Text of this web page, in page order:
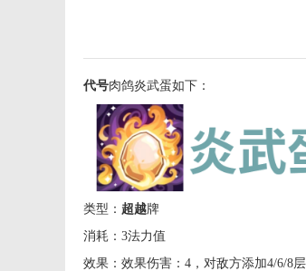
代号肉鸽炎武蛋如下：
类型： 超越牌
消耗：3法力值
效果：效果伤害：4，对敌方添加4/6/8